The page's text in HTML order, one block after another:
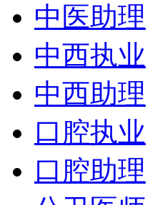
中医助理
中西执业
中西助理
口腔执业
口腔助理